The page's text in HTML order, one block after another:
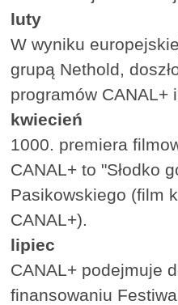
luty
W wyniku
grupą Nethold,
programów CANAL+
kwiecień
1000. premiera
CANAL+ to "Słodko
Pasikowskiego (film
CANAL+).
lipiec
CANAL+ podejmuje
finansowaniu